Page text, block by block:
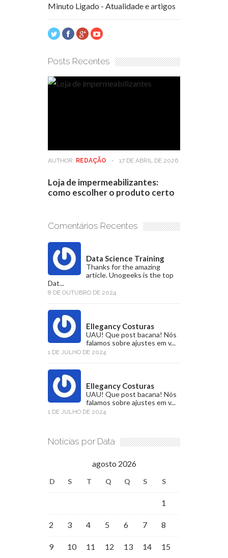
Minuto Ligado - Atualidade e artigos
Posts Recentes
AUTHOR: REDAÇÃO - 17 DE ABRIL DE 2026
Loja de impermeabilizantes:
como escolher o produto certo
Comentários Recentes
Data Science Training
Thanks for the amazing
article. Unogeeks is the top
Dat...
8 DE OUTUBRO DE 2024
Ellegancy Costuras
UAU! Que post bacana! Nós
falamos sobre ajustes em v...
1 DE JULHO DE 2024
Ellegancy Costuras
UAU! Que post bacana! Nós
falamos sobre ajustes em v...
1 DE JULHO DE 2024
Notícias por Data
agosto 2026
D S T Q Q S S
1
2 3 4 5 6 7 8
9 10 11 12 13 14 15